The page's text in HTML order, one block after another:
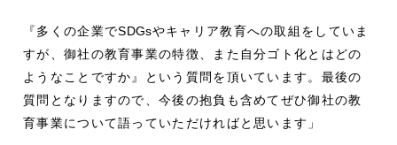
『多くの企業でSDGsやキャリア教育への取組をしていま
すが、御社の教育事業の特徴、また自分ゴト化とはどの
ようなことですか』という質問を頂いています。最後の
質問となりますので、今後の抱負も含めてぜひ御社の教
育事業について語っていただければと思います」